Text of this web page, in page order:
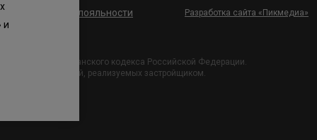
к программе лояльности Разработка сайта «Пикмедиа»
437 Гражданского кодекса Российской Федерации.
проектных решений, реализуемых застройщиком.
и